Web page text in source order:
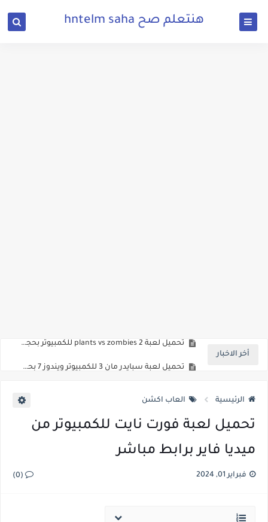
هنتعلم صح hntelm saha
أخر الاخبار
الرئيسية العاب اكشن
تحميل لعبة فورت نايت للكمبيوتر من
ميديا فاير برابط مباشر
فبراير 01, 2024 (0)